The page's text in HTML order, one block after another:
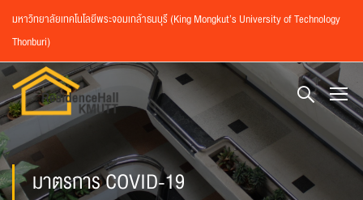
มหาวิทยาลัยเทคโนโลยีพระจอมเกล้าธนบุรี (King Mongkut’s University of Technology
Thonburi)
มาตรการ COVID-19